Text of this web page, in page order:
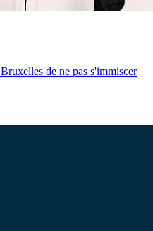
de ne pas s'immiscer